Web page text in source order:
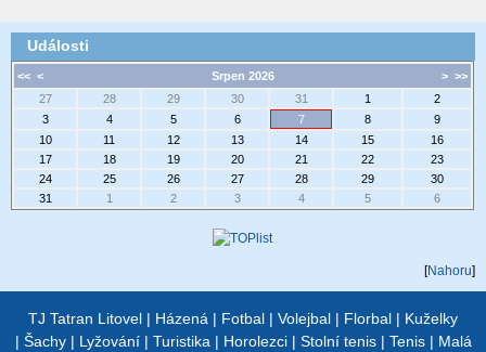
Události
<< < > >>
Srpen 2026
27
28 29 30 31 1
2
3
4 5 6 7 8
9
10
11 12 13 14 15
16
17
18 19 20 21 22
23
24
25 26 27 28 29
30
31
1 2 3 4 5 6
[Nahoru]
TJ Tatran Litovel | Házená | Fotbal | Volejbal | Florbal | Kuželky
| Šachy| Lyžování| Turistika | Horolezci| Stolní tenis| Tenis| Malá